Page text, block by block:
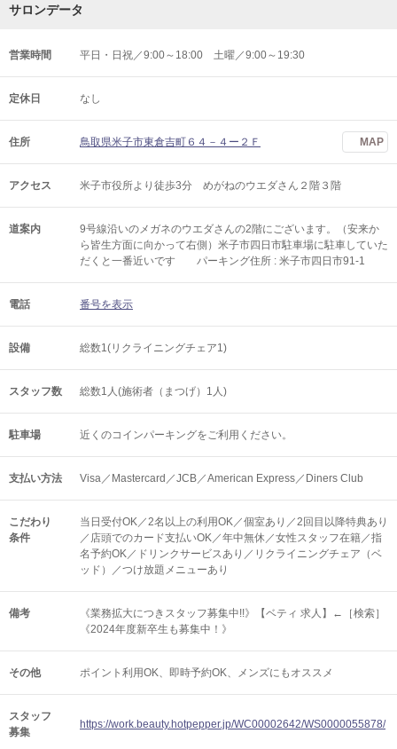
サロンデータ
営業時間 平日・日祝／9:00～18:00 土曜／9:00～19:30
定休日 なし
住所 鳥取県米子市東倉吉町６４－４ー２Ｆ MAP
アクセス 米子市役所より徒歩3分 めがねのウエダさん２階３階
道案内
9号線沿いのメガネのウエダさんの2階にございます。（安来か
ら皆生方面に向かって右側）米子市四日市駐車場に駐車していた
だくと一番近いです パーキング住所 : 米子市四日市91-1
電話 番号を表示
設備 総数1(リクライニングチェア1)
スタッフ数 総数1人(施術者（まつげ）1人)
駐車場 近くのコインパーキングをご利用ください。
支払い方法 Visa／Mastercard／JCB／American Express／Diners Club
こだわり
条件
当日受付OK／2名以上の利用OK／個室あり／2回目以降特典あり
／店頭でのカード支払いOK／年中無休／女性スタッフ在籍／指
名予約OK／ドリンクサービスあり／リクライニングチェア（ベ
ッド）／つけ放題メニューあり
備考
《業務拡大につきスタッフ募集中!!》【ベティ 求人】←［検索］
《2024年度新卒生も募集中！》
その他 ポイント利用OK 即時予約OK メンズにもオススメ
スタッフ
募集
https://work.beauty.hotpepper.jp/WC00002642/WS0000055878/